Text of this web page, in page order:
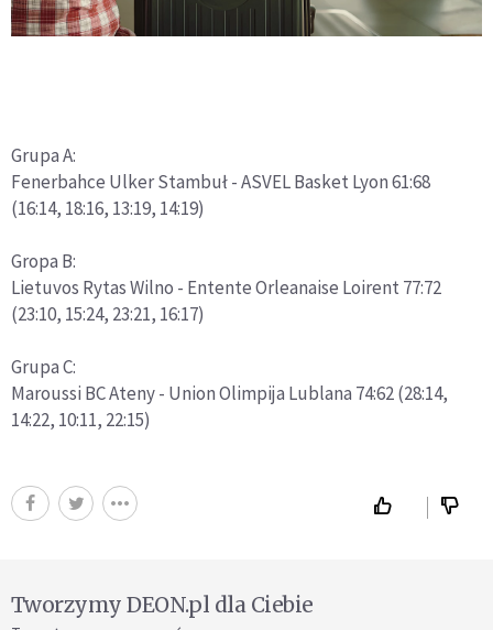
Grupa A:
Fenerbahce Ulker Stambuł - ASVEL Basket Lyon 61:68
(16:14, 18:16, 13:19, 14:19)
Gropa B:
Lietuvos Rytas Wilno - Entente Orleanaise Loirent 77:72
(23:10, 15:24, 23:21, 16:17)
Grupa C:
Maroussi BC Ateny - Union Olimpija Lublana 74:62 (28:14,
14:22, 10:11, 22:15)
Tworzymy DEON.pl dla Ciebie